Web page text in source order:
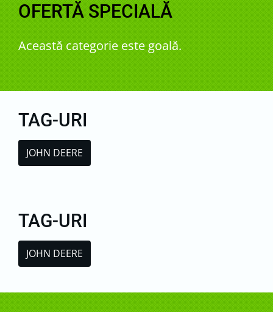
OFERTĂ SPECIALĂ
Această categorie este goală.
TAG-URI
JOHN DEERE
TAG-URI
JOHN DEERE